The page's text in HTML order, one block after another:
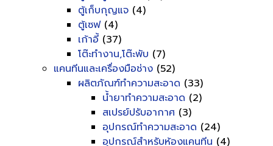
ตู้เก็บกุญแจ (4)
ตู้เซฟ(4)
เก้าอี้ (37)
โต๊ะทำงาน,โต๊ะพับ (7)
แคนทีนและเครื่องมือช่าง (52)
ผลิตภัณฑ์ทำความสะอาด (33)
น้ำยาทำความสะอาด (2)
สเปรย์ปรับอากาศ (3)
อุปกรณ์ทำความสะอาด (24)
อุปกรณ์สำหรับห้องแคนทีน (4)